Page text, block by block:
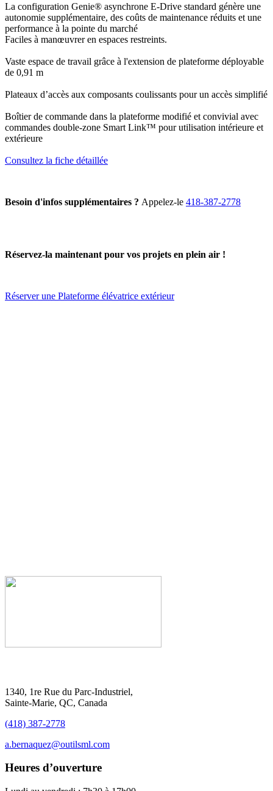
La configuration Genie® asynchrone E-Drive standard génère une
autonomie supplémentaire, des coûts de maintenance réduits et une
performance à la pointe du marché
Faciles à manœuvrer en espaces restreints.
Vaste espace de travail grâce à l'extension de plateforme déployable
de 0,91 m
Plateaux d’accès aux composants coulissants pour un accès simplifié
Boîtier de commande dans la plateforme modifié et convivial avec
commandes double-zone Smart Link™ pour utilisation intérieure et
extérieure
Consultez la fiche détaillée
Besoin d'infos supplémentaires ? Appelez-le 418-387-2778
Réservez-la maintenant pour vos projets en plein air !
Réserver une Plateforme élévatrice extérieur
1340, 1re Rue du Parc-Industriel,
Sainte-Marie, QC, Canada
(418) 387-2778
a.bernaquez@outilsml.com
Heures d’ouverture